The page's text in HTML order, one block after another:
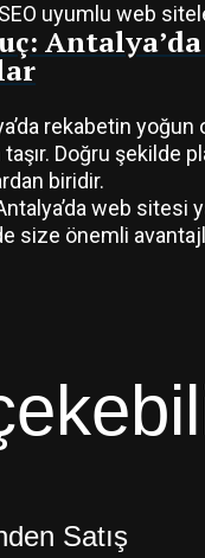
uyumlu web
rekabetin
taşır. Doğru şekilde
biridir.
web sitesi
size önemli
Satış